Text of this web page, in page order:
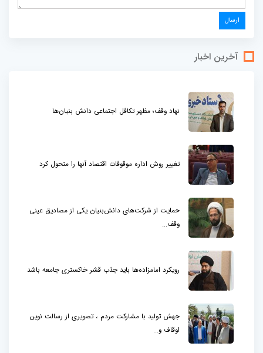
آخرین اخبار
نهاد وقف؛ مظهر تکافل اجتماعی دانش بنیان‌ها
تغییر روش اداره موقوفات اقتصاد آنها را متحول کرد
حمایت از شرکت‌های دانش‌بنیان یکی از مصادیق عینی
وقف...
رویکرد امامزاده‌ها باید جذب قشر خاکستری جامعه باشد
جهش تولید با مشارکت مردم ، تصویری از رسالت نوین
اوقاف و...